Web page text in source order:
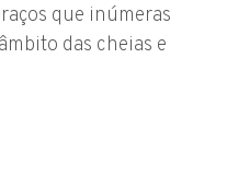
que inúmeras
das cheias e